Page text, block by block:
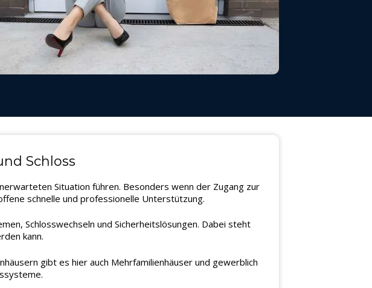
Schloss
Situation führen. Besonders wenn der Zugang zur
schnelle und professionelle Unterstützung.
Schlosswechseln und Sicherheitslösungen. Dabei steht
kann.
gibt es hier auch Mehrfamilienhäuser und gewerblich